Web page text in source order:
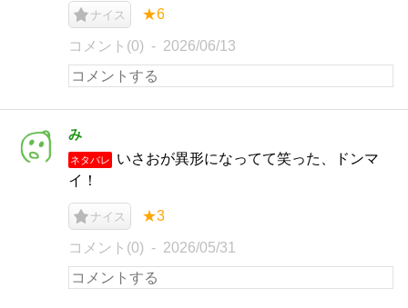
ナイス ★6
コメント(0) 2026/06/13
み
ネタバレ
いさおが異形になってて笑った、ドンマ
イ！
ナイス ★3
コメント(0) 2026/05/31